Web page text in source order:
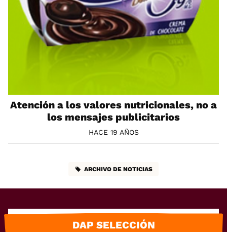
Atención a los valores nutricionales, no a
los mensajes publicitarios
HACE 19 AÑOS
ARCHIVO DE NOTICIAS
DAP SELECCIÓN